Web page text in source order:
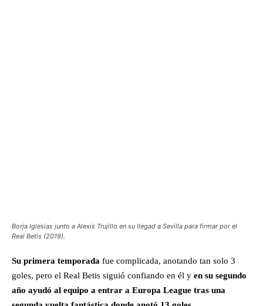
Borja Iglesias junto a Alexis Trujillo en su llegad a Sevilla para firmar por el
Real Betis (2019).
Su primera temporada fue complicada, anotando tan solo 3
goles, pero el Real Betis siguió confiando en él y en su segundo
año ayudó al equipo a entrar a Europa League tras una